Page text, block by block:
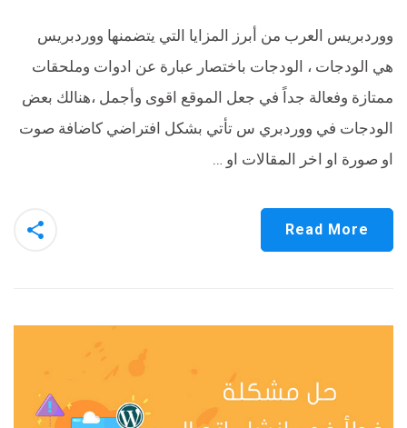
ووردبريس العرب من أبرز المزايا التي يتضمنها ووردبريس
هي الودجات ، الودجات باختصار عبارة عن ادوات وملحقات
ممتازة وفعالة جداً في جعل الموقع اقوى وأجمل ،هنالك بعض
الودجات في ووردبري س تأتي بشكل افتراضي كاضافة صوت
او صورة او اخر المقالات او …
Read More